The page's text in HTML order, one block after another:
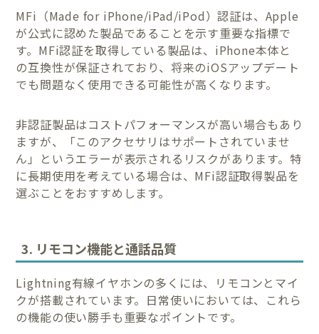
MFi（Made for iPhone/iPad/iPod）認証は、Apple
が公式に認めた製品であることを示す重要な指標で
す。MFi認証を取得している製品は、iPhone本体と
の互換性が保証されており、将来のiOSアップデート
でも問題なく使用できる可能性が高くなります。
非認証製品はコストパフォーマンスが高い場合もあり
ますが、「このアクセサリはサポートされていませ
ん」というエラーが表示されるリスクがあります。特
に長期使用を考えている場合は、MFi認証取得製品を
選ぶことをおすすめします。
3. リモコン機能と通話品質
Lightning有線イヤホンの多くには、リモコンとマイ
クが搭載されています。日常使いにおいては、これら
の機能の使い勝手も重要なポイントです。